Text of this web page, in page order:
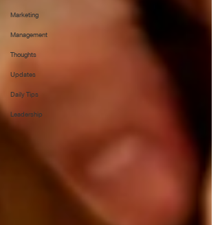
Marketing
Management
Thoughts
Updates
Daily Tips
Leadership